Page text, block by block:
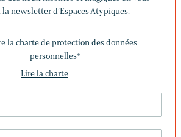
newsletter d’Espaces Atypiques.
la charte de protection des données
personnelles*
Lire la charte